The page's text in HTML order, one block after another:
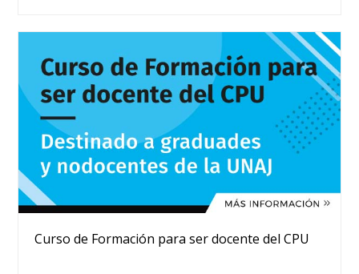
Curso de Formación para ser docente del CPU